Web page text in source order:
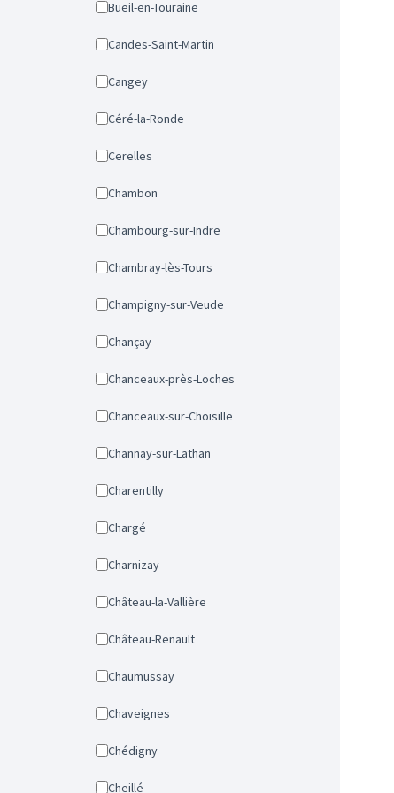
Bueil-en-Touraine
Candes-Saint-Martin
Cangey
Céré-la-Ronde
Cerelles
Chambon
Chambourg-sur-Indre
Chambray-lès-Tours
Champigny-sur-Veude
Chançay
Chanceaux-près-Loches
Chanceaux-sur-Choisille
Channay-sur-Lathan
Charentilly
Chargé
Charnizay
Château-la-Vallière
Château-Renault
Chaumussay
Chaveignes
Chédigny
Cheillé